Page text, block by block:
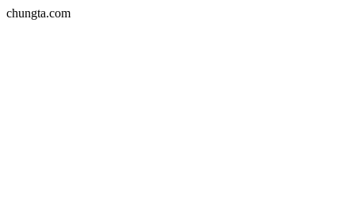
chungta.com